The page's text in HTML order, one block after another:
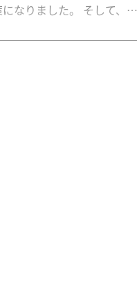
なりました。 そして、…